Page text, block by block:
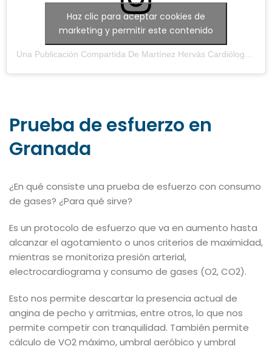
Haz clic para aceptar cookies de
marketing y permitir este contenido
Prueba de esfuerzo en
Granada
¿En qué consiste una prueba de esfuerzo con consumo
de gases? ¿Para qué sirve?
Es un protocolo de esfuerzo que va en aumento hasta
alcanzar el agotamiento o unos criterios de maximidad,
mientras se monitoriza presión arterial,
electrocardiograma y consumo de gases (O2, CO2).
Esto nos permite descartar la presencia actual de
angina de pecho y arritmias, entre otros, lo que nos
permite competir con tranquilidad. También permite
cálculo de VO2 máximo, umbral aeróbico y umbral